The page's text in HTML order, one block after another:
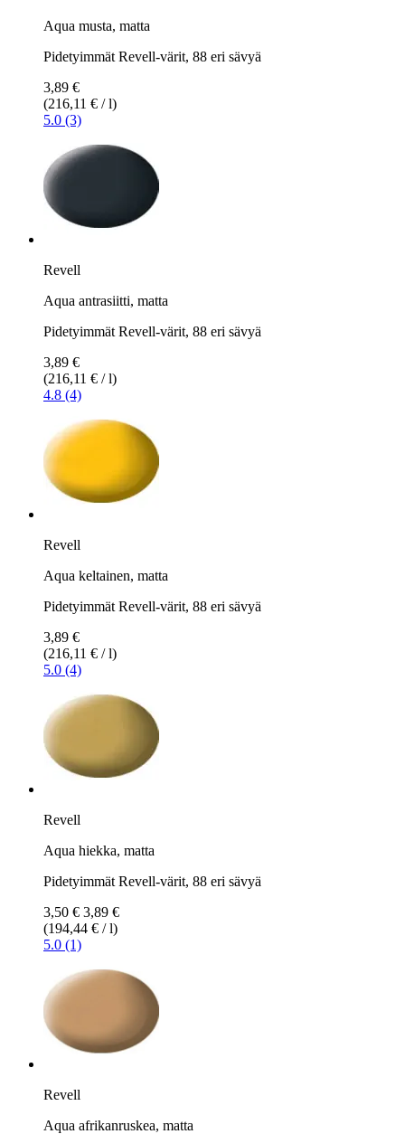
Aqua musta, matta
Pidetyimmät Revell-värit, 88 eri sävyä
3,89 €
(216,11 € / l)
5.0 (3)
Revell
Aqua antrasiitti, matta
Pidetyimmät Revell-värit, 88 eri sävyä
3,89 €
(216,11 € / l)
4.8 (4)
Revell
Aqua keltainen, matta
Pidetyimmät Revell-värit, 88 eri sävyä
3,89 €
(216,11 € / l)
5.0 (4)
Revell
Aqua hiekka, matta
Pidetyimmät Revell-värit, 88 eri sävyä
3,50 € 3,89 €
(194,44 € / l)
5.0 (1)
Revell
Aqua afrikanruskea, matta